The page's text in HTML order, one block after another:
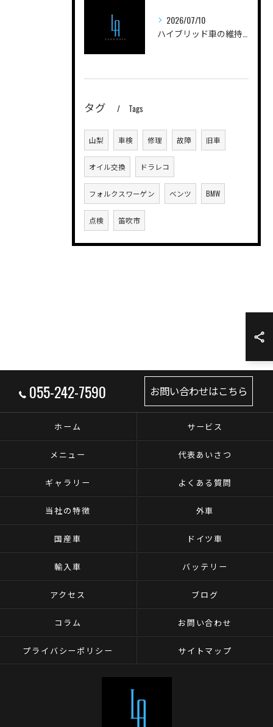
2026/07/10
タグ Tags
山梨 車検 修理 故障 旧車
オイル交換 ドラレコ
フォルクスワーゲン ベンツ BMW
点検 笛吹市
055-242-7590 お問い合わせはこちら
ホーム サービス
メニュー 代表あいさつ
ギャラリー よくある質問
当社の特徴 外車
国産車 ドイツ車
輸入車 バッテリー
アクセス ブログ
コラム お問い合わせ
プライバシーポリシー サイトマップ